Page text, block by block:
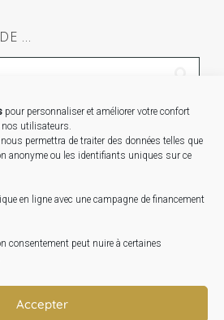
pour personnaliser et améliorer votre confort
nos utilisateurs.
permettra de traiter des données telles que
anonyme ou les identifiants uniques sur ce
en ligne avec une campagne de financement
consentement peut nuire à certaines
Accepter
…
» du 19 Sept au 29 Nov.
: Le 17 Oct. 2026
au service de la santé mentale –